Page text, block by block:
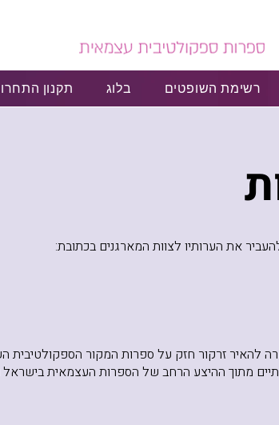
רשימת השופטים בלוג תקנון
את הערותיו לצוות המארגנים בכתובת:
זרקור חזק על ספרות המקור הספקולטיבית
מתוך ההיצע הרחב של הספרות העצמאית בישראל